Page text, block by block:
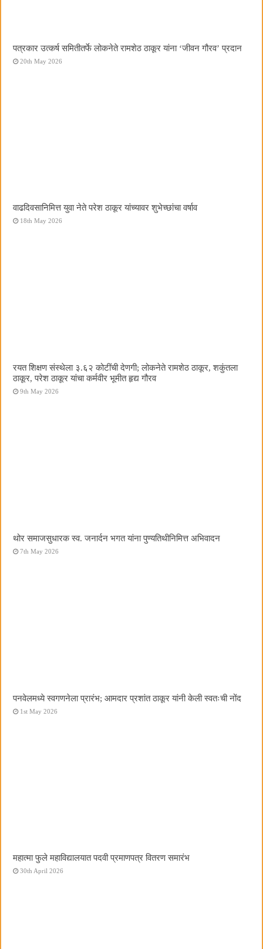
पत्रकार उत्कर्ष समितीतर्फे लोकनेते रामशेठ ठाकूर यांना ‌‘जीवन गौरव‌’ प्रदान
20th May 2026
वाढदिवसानिमित्त युवा नेते परेश ठाकूर यांच्यावर शुभेच्छांचा वर्षाव
18th May 2026
रयत शिक्षण संस्थेला ३.६२ कोटींची देणगी; लोकनेते रामशेठ ठाकूर, शकुंतला
ठाकूर, परेश ठाकूर यांचा कर्मवीर भूमीत हृद्य गौरव
9th May 2026
थोर समाजसुधारक स्व. जनार्दन भगत यांना पुण्यतिथीनिमित्त अभिवादन
7th May 2026
पनवेलमध्ये स्वगणनेला प्रारंभ; आमदार प्रशांत ठाकूर यांनी केली स्वतःची नोंद
1st May 2026
महात्मा फुले महाविद्यालयात पदवी प्रमाणपत्र वितरण समारंभ
30th April 2026